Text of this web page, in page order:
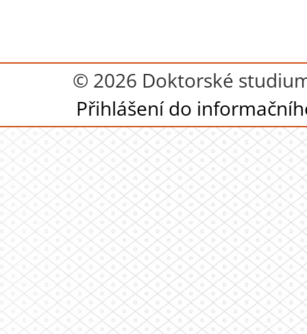
© 2026 Doktorské
Přihlášení do